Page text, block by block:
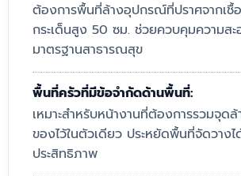
ต้องการพื้นที่ล้างอุปกรณ์ที่ปราศจากเชื้
กระเด็นสูง 50 ซม. ช่วยควบคุมความสะ
มาตรฐานสาธารณสุข
พื้นที่ครัวที่มีข้อจำกัดด้านพื้นที่:
เหมาะสำหรับหน้างานที่ต้องการรวมจุดล้
ของไว้ในตัวเดียว ประหยัดพื้นที่จัดวาง
ประสิทธิภาพ